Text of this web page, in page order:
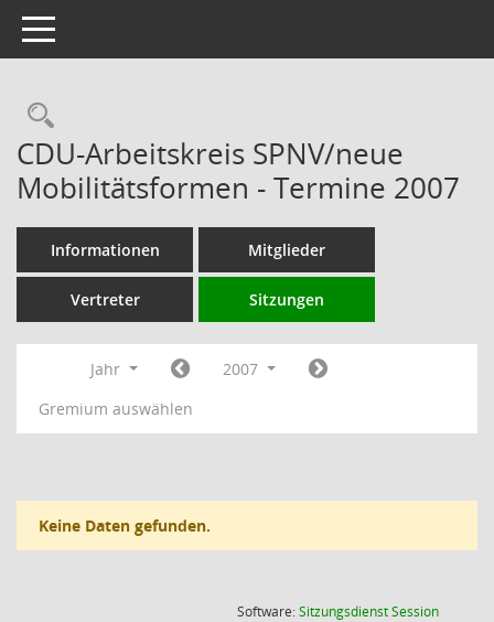
Toggle navigation
Rechercheauswahl
CDU-Arbeitskreis SPNV/neue
Mobilitätsformen - Termine 2007
Informationen Mitglieder
Vertreter Sitzungen
Jahr
2007
Gremium auswählen
Keine Daten gefunden.
Software:SitzungsdienstSession(Wird in